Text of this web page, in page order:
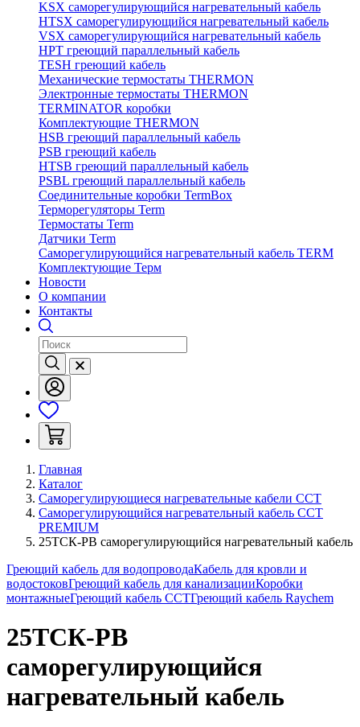
KSX саморегулирующийся нагревательный кабель
HTSX саморегулирующийся нагревательный кабель
VSX саморегулирующийся нагревательный кабель
НРТ греющий параллельный кабель
TESH греющий кабель
Механические термостаты THERMON
Электронные термостаты THERMON
TERMINATOR коробки
Комплектующие THERMON
HSB греющий параллельный кабель
PSB греющий кабель
HTSB греющий параллельный кабель
PSBL греющий параллельный кабель
Соединительные коробки TermBox
Терморегуляторы Term
Термостаты Term
Датчики Term
Саморегулирующийся нагревательный кабель TERM
Комплектующие Терм
Новости
О компании
Контакты
Главная
Каталог
Саморегулирующиеся нагревательные кабели ССТ
Саморегулирующийся нагревательный кабель ССТ
PREMIUM
25ТСК-РВ саморегулирующийся нагревательный кабель
Греющий кабель для водопроводаКабель для кровли и
водостоковГреющий кабель для канализацииКоробки
монтажныеГреющий кабель ССТГреющий кабель Raychem
25ТСК-РВ
саморегулирующийся
нагревательный кабель